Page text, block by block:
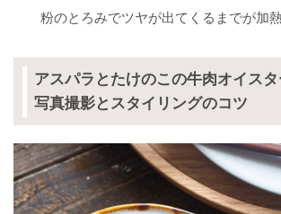
粉のとろみでツヤが出てくるまでが加
アスパラとたけのこの牛肉オイス
写真撮影とスタイリングのコツ